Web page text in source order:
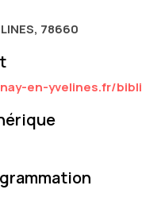
78660
en-yvelines.fr/